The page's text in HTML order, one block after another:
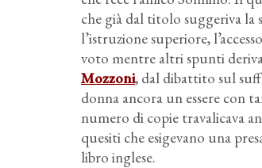
che già dal titolo suggeriva la
l’istruzione superiore,
voto mentre altri spunti
Mozzoni, dal dibattito sul
donna ancora un essere con
numero di copie travalicava
quesiti che esigevano una
libro inglese.